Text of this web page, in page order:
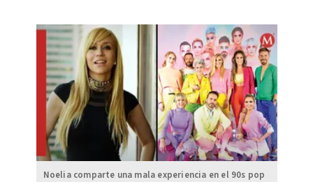
Noelia comparte una mala experiencia en el 90s pop